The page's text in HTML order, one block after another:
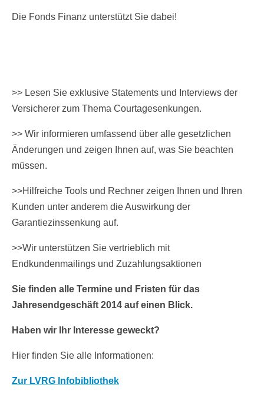
Die Fonds Finanz unterstützt Sie dabei!
>> Lesen Sie exklusive Statements und Interviews der
Versicherer zum Thema Courtagesenkungen.
>> Wir informieren umfassend über alle gesetzlichen
Änderungen und zeigen Ihnen auf, was Sie beachten
müssen.
>>Hilfreiche Tools und Rechner zeigen Ihnen und Ihren
Kunden unter anderem die Auswirkung der
Garantiezinssenkung auf.
>>Wir unterstützen Sie vertrieblich mit
Endkundenmailings und Zuzahlungsaktionen
Sie finden alle Termine und Fristen für das
Jahresendgeschäft 2014 auf einen Blick.
Haben wir Ihr Interesse geweckt?
Hier finden Sie alle Informationen:
Zur LVRG Infobibliothek